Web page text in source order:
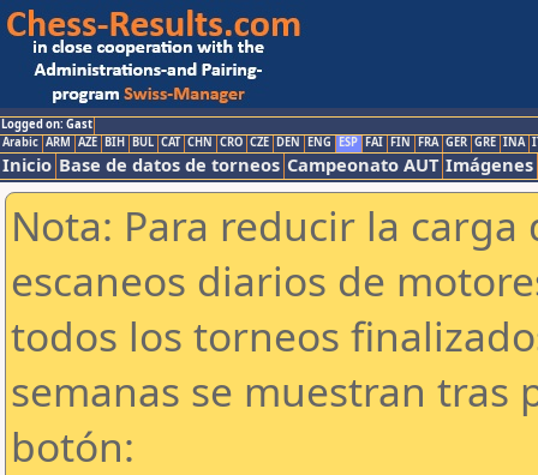
Logged on: Gast
Arabic ARM AZE BIH BUL CAT CHN CRO CZE DEN ENG ESP FAI FIN FRA GER GRE INA
Inicio Base de datos de torneos Campeonato AUT Imágenes
Nota: Para reducir la
escaneos diarios de
todos los torneos
semanas se muestran tras
botón: